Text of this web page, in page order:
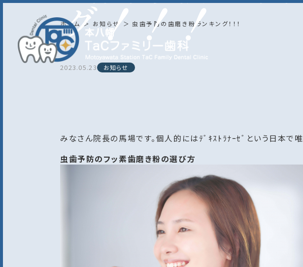
グ！！！
ホーム お知らせ 虫歯予防の歯磨き粉ランキング！！！
2023.05.23 お知らせ
みなさん院長の馬場です。個人的にはﾃﾞｷｽﾄﾗﾅｰｾﾞという日本で
虫歯予防のフッ素歯磨き粉の選び方